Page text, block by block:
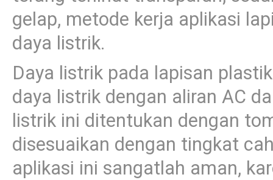
gelap, metode kerja aplikasi
daya listrik.
Daya listrik pada lapisan
daya listrik dengan aliran AC
listrik ini ditentukan dengan
disesuaikan dengan tingkat
aplikasi ini sangatlah aman,